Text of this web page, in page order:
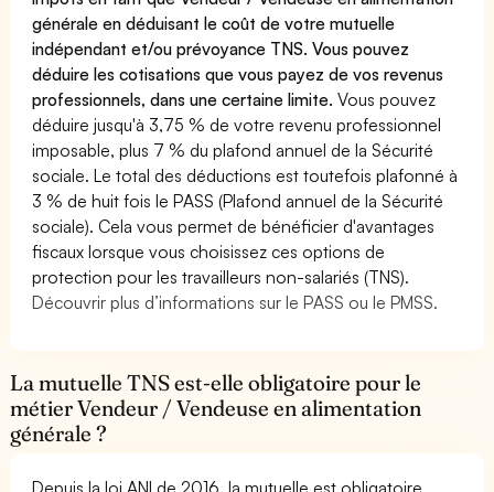
générale en déduisant le coût de votre mutuelle
indépendant et/ou prévoyance TNS. Vous pouvez
déduire les cotisations que vous payez de vos revenus
professionnels, dans une certaine limite.Vous pouvez
déduire jusqu'à 3,75 % de votre revenu professionnel
imposable, plus 7 % du plafond annuel de la Sécurité
sociale. Le total des déductions est toutefois plafonné à
3 % de huit fois le PASS (Plafond annuel de la Sécurité
sociale). Cela vous permet de bénéficier d'avantages
fiscaux lorsque vous choisissez ces options de
protection pour les travailleurs non-salariés (TNS).
Découvrir plus d’informations sur le PASS ou le PMSS.
La mutuelle TNS est-elle obligatoire pour le
métier Vendeur / Vendeuse en alimentation
générale ?
Depuis la loi ANI de 2016, la mutuelle est obligatoire